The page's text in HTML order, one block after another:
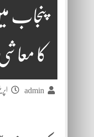
کا
admin اپریل